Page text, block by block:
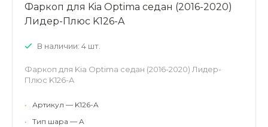
Фаркоп для Kia Optima седан (2016-2020)
Лидер-Плюс K126-A
В наличии: 4 шт.
Фаркоп для Kia Optima седан (2016-2020) Лидер-
Плюс K126-A
•
Артикул — K126-A
•
Тип шара — A